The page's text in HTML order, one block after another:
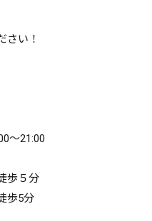
さい！
～21:00
歩５分
分